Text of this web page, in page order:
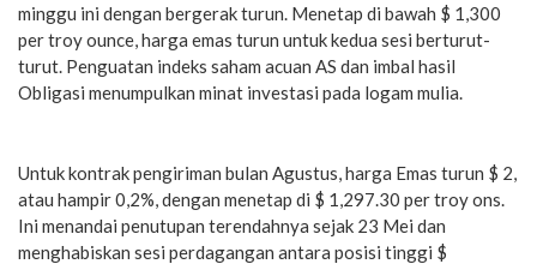
minggu ini dengan bergerak turun. Menetap di bawah $ 1,300
per troy ounce, harga emas turun untuk kedua sesi berturut-
turut. Penguatan indeks saham acuan AS dan imbal hasil
Obligasi menumpulkan minat investasi pada logam mulia.
Untuk kontrak pengiriman bulan Agustus, harga Emas turun $ 2,
atau hampir 0,2%, dengan menetap di $ 1,297.30 per troy ons.
Ini menandai penutupan terendahnya sejak 23 Mei dan
menghabiskan sesi perdagangan antara posisi tinggi $